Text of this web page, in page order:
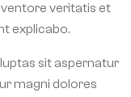
veritatis et
explicabo.
sit aspernatur
magni dolores